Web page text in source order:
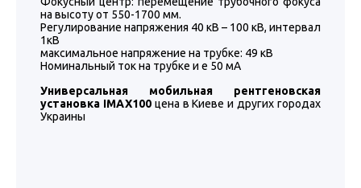
на высоту от 550-1700 мм.
Регулирование напряжения 40 кВ – 100 кВ, интервал
1кВ
максимальное напряжение на трубке: 49 кВ
Номинальный ток на трубке и е 50 мА
Универсальная мобильная рентгеновская
установка IMAX100 цена в Киеве и других городах
Украины